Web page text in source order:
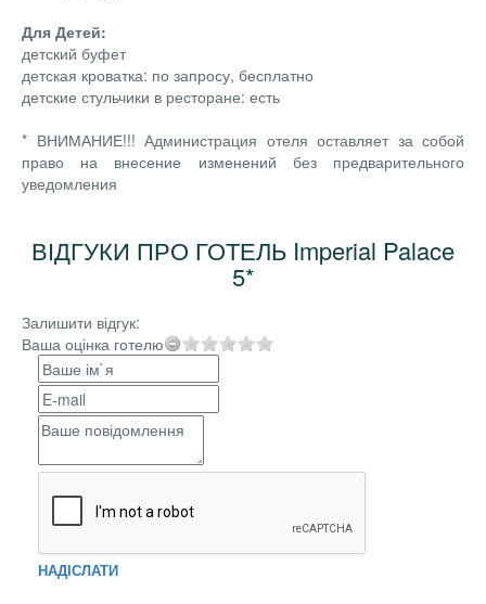
Для Детей:
детский буфет
детская кроватка: по запросу, бесплатно
детские стульчики в ресторане: есть
* ВНИМАНИЕ!!! Администрация отеля оставляет за собой
право на внесение изменений без предварительного
уведомления
ВІДГУКИ ПРО ГОТЕЛЬ Imperial Palace
5*
Залишити відгук:
Ваша оцінка готелю
НАДІСЛАТИ